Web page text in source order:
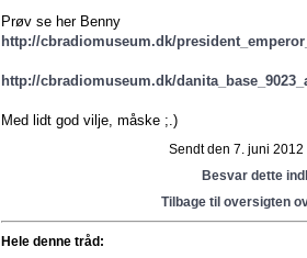
Prøv se her Benny
http://cbradiomuseum.dk/
http://cbradiomuseum.dk/
Med lidt god vilje, måske ;.)
Sendt den 7. juni 2012
Besvar dette
Tilbage til oversigten
Hele denne tråd: